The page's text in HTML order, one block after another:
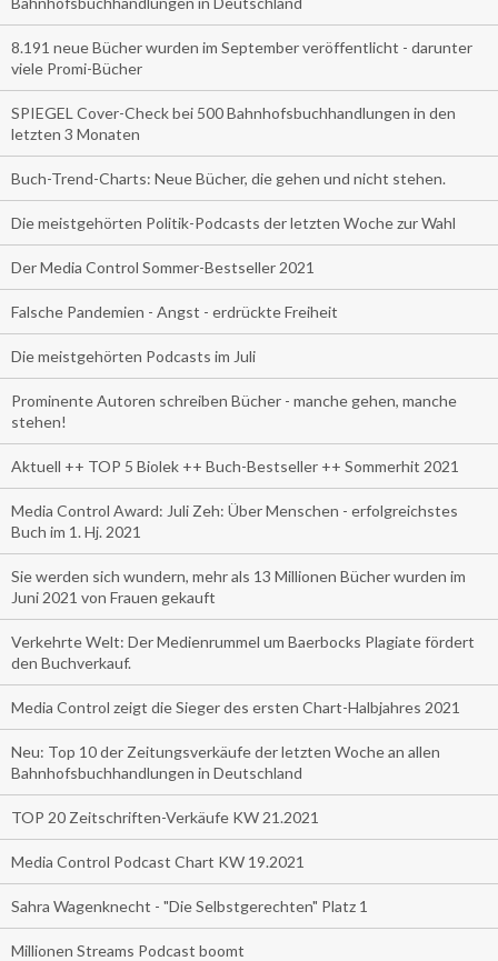
8.191 neue Bücher wurden im September veröffentlicht - darunter
viele Promi-Bücher
SPIEGEL Cover-Check bei 500 Bahnhofsbuchhandlungen in den
letzten 3 Monaten
Buch-Trend-Charts: Neue Bücher, die gehen und nicht stehen.
Die meistgehörten Politik-Podcasts der letzten Woche zur Wahl
Der Media Control Sommer-Bestseller 2021
Falsche Pandemien - Angst - erdrückte Freiheit
Die meistgehörten Podcasts im Juli
Prominente Autoren schreiben Bücher - manche gehen, manche
stehen!
Aktuell ++ TOP 5 Biolek ++ Buch-Bestseller ++ Sommerhit 2021
Media Control Award: Juli Zeh: Über Menschen - erfolgreichstes
Buch im 1. Hj. 2021
Sie werden sich wundern, mehr als 13 Millionen Bücher wurden im
Juni 2021 von Frauen gekauft
Verkehrte Welt: Der Medienrummel um Baerbocks Plagiate fördert
den Buchverkauf.
Media Control zeigt die Sieger des ersten Chart-Halbjahres 2021
Neu: Top 10 der Zeitungsverkäufe der letzten Woche an allen
Bahnhofsbuchhandlungen in Deutschland
TOP 20 Zeitschriften-Verkäufe KW 21.2021
Media Control Podcast Chart KW 19.2021
Sahra Wagenknecht - "Die Selbstgerechten" Platz 1
Millionen Streams Podcast boomt